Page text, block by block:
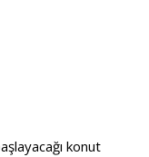
konut